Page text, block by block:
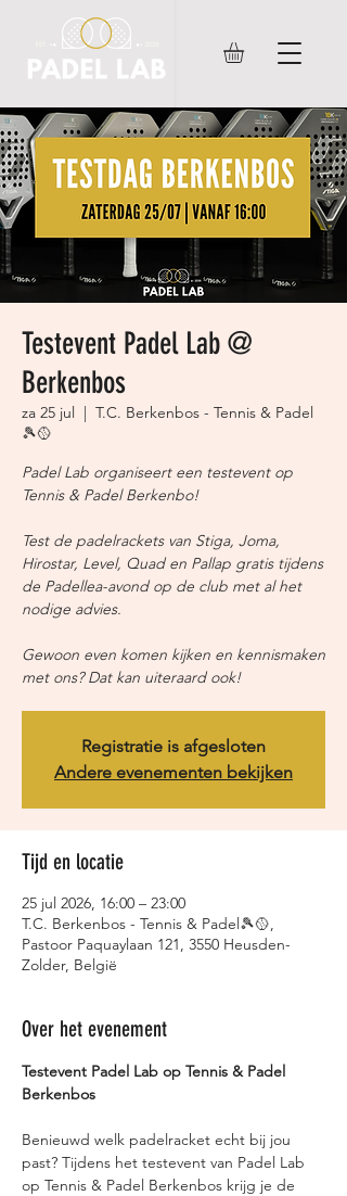
Testevent Padel Lab @
Berkenbos
za 25 jul
  |
T.C. Berkenbos - Tennis & Padel
🎾🥎
Padel Lab organiseert een testevent op
Tennis & Padel Berkenbo!
Test de padelrackets van Stiga, Joma,
Hirostar, Level, Quad en Pallap gratis tijdens
de Padellea-avond op de club met al het
nodige advies.
Gewoon even komen kijken en kennismaken
met ons? Dat kan uiteraard ook!
Registratie is afgesloten
Andere evenementen bekijken
Tijd en locatie
25 jul 2026, 16:00 – 23:00
T.C. Berkenbos - Tennis & Padel🎾🥎,
Pastoor Paquaylaan 121, 3550 Heusden-
Zolder, België
Over het evenement
Testevent Padel Lab op Tennis & Padel
Berkenbos
Benieuwd welk padelracket echt bij jou
past? Tijdens het testevent van Padel Lab
op Tennis & Padel Berkenbos krijg je de